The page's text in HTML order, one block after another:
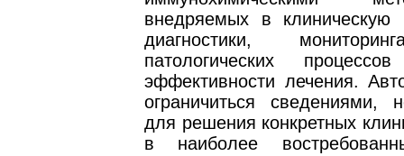
внедряемых в клиническую
диагностики,
патологических
эффективности лечения.
ограничиться сведениями,
для решения конкретных
в наиболее